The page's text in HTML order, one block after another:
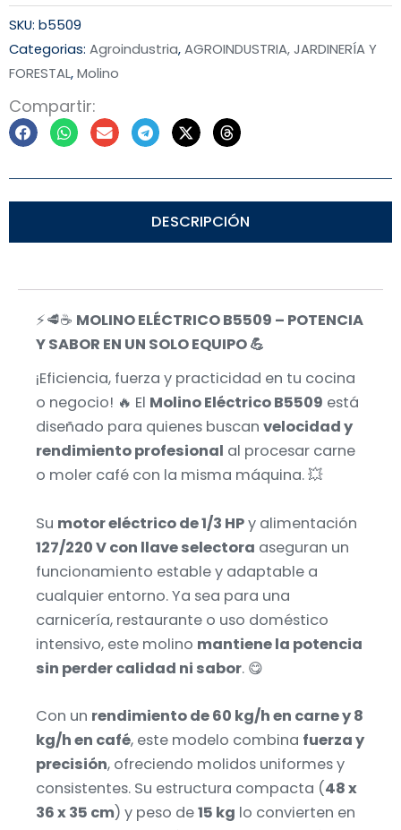
SKU: b5509
Categorias: Agroindustria,AGROINDUSTRIA, JARDINERÍA Y
FORESTAL,Molino
Compartir:
DESCRIPCIÓN
⚡🥩☕ MOLINO ELÉCTRICO B5509 – POTENCIA
Y SABOR EN UN SOLO EQUIPO 💪
¡Eficiencia, fuerza y practicidad en tu cocina
o negocio! 🔥 El Molino Eléctrico B5509 está
diseñado para quienes buscan velocidad y
rendimiento profesional al procesar carne
o moler café con la misma máquina. 💥
Su motor eléctrico de 1/3 HPy alimentación
127/220 V con llave selectora aseguran un
funcionamiento estable y adaptable a
cualquier entorno. Ya sea para una
carnicería, restaurante o uso doméstico
intensivo, este molino mantiene la potencia
sin perder calidad ni sabor. 😋
Con un rendimiento de 60 kg/h en carne y 8
kg/h en café, este modelo combina fuerza y
precisión, ofreciendo molidos uniformes y
consistentes. Su estructura compacta (48 x
36 x 35 cm) y peso de15 kg lo convierten en